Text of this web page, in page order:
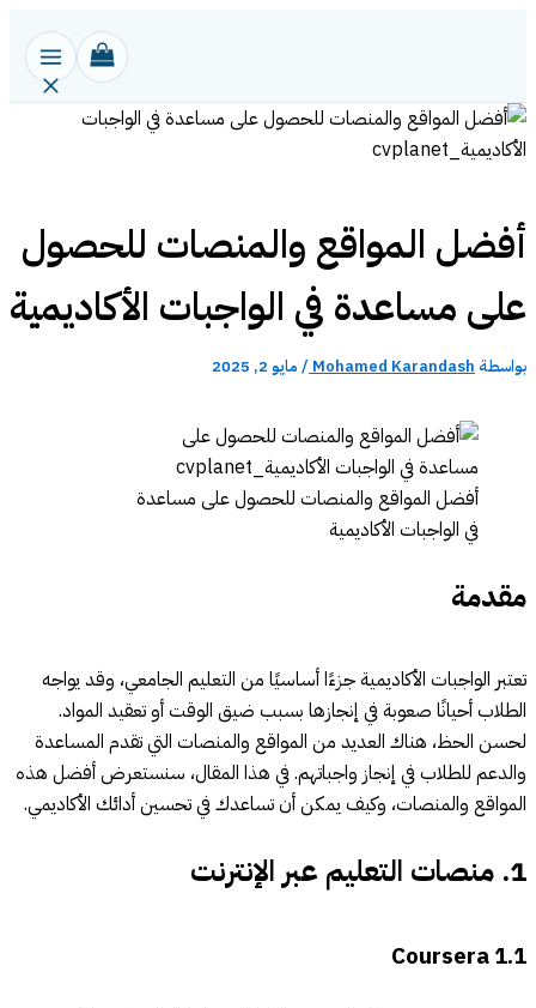
أفضل المواقع والمنصات للحصول
على مساعدة في الواجبات الأكاديمية
بواسطة Mohamed Karandash
/ مايو 2, 2025
أفضل المواقع والمنصات للحصول على مساعدة
في الواجبات الأكاديمية
مقدمة
تعتبر الواجبات الأكاديمية جزءًا أساسيًا من التعليم الجامعي، وقد يواجه
الطلاب أحيانًا صعوبة في إنجازها بسبب ضيق الوقت أو تعقيد المواد.
لحسن الحظ، هناك العديد من المواقع والمنصات التي تقدم المساعدة
والدعم للطلاب في إنجاز واجباتهم. في هذا المقال، سنستعرض أفضل هذه
المواقع والمنصات، وكيف يمكن أن تساعدك في تحسين أدائك الأكاديمي.
1. منصات التعليم عبر الإنترنت
1.1
Coursera